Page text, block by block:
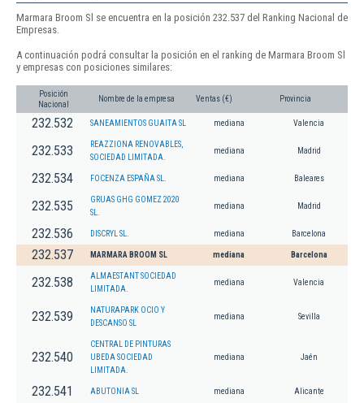
Marmara Broom Sl se encuentra en la posición 232.537 del Ranking Nacional de
Empresas.
A continuación podrá consultar la posición en el ranking de Marmara Broom Sl
y empresas con posiciones similares:
Posición
Nacional
Nombre de la empresa Ventas (€) Provincia
232.532 SANEAMIENTOS GUAITA SL mediana Valencia
232.533
REAZZIONA RENOVABLES,
SOCIEDAD LIMITADA.
mediana Madrid
232.534 FOCENZA ESPAÑA SL. mediana Baleares
232.535
GRUAS GHG GOMEZ 2020
SL.
mediana Madrid
232.536 DISCRYL SL. mediana Barcelona
232.537 MARMARA BROOM SL mediana Barcelona
232.538
ALMAESTANT SOCIEDAD
LIMITADA.
mediana Valencia
232.539
NATURAPARK OCIO Y
DESCANSO SL
mediana Sevilla
232.540
CENTRAL DE PINTURAS
UBEDA SOCIEDAD
LIMITADA.
mediana Jaén
232.541 ABUTONIA SL mediana Alicante